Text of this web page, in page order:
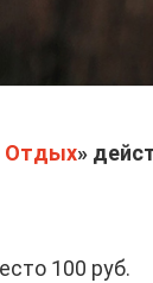
Отдых»
100 руб.